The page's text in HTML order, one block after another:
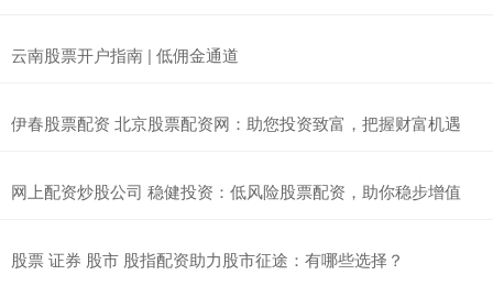
云南股票开户指南 | 低佣金通道
伊春股票配资 北京股票配资网：助您投资致富，把握财富机遇
网上配资炒股公司 稳健投资：低风险股票配资，助你稳步增值
股票 证券 股市 股指配资助力股市征途：有哪些选择？